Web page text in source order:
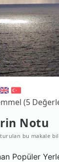
(5
Notu
bu makale
Popüler